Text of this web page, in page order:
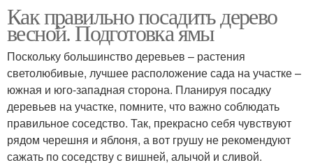
Как правильно посадить дерево
весной. Подготовка ямы
Поскольку большинство деревьев – растения
светолюбивые, лучшее расположение сада на участке –
южная и юго-западная сторона. Планируя посадку
деревьев на участке, помните, что важно соблюдать
правильное соседство. Так, прекрасно себя чувствуют
рядом черешня и яблоня, а вот грушу не рекомендуют
сажать по соседству с вишней, алычой и сливой.